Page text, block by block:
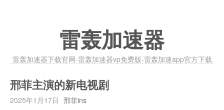
雷轰加速器
雷轰加速器下载官网-雷轰加速器vp免费版-雷轰加速app官方下载
邢菲主演的新电视剧
2025年1月17日 邢菲ins